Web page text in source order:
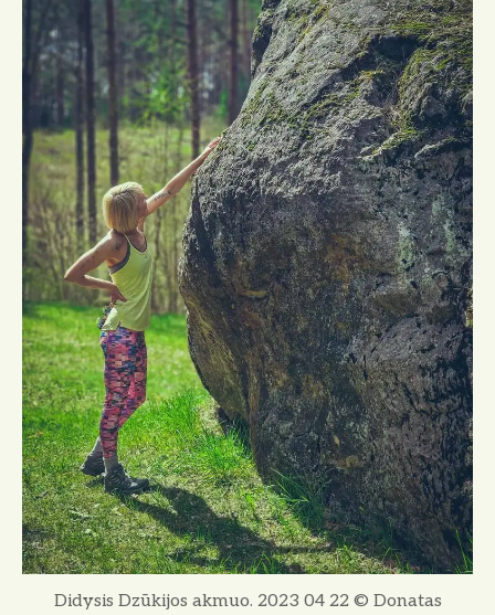
Didysis Dzūkijos akmuo. 2023 04 22 © Donatas